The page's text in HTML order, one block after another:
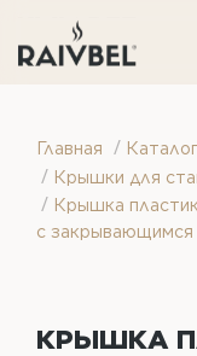
Главная / Каталог
/ Крышки для
/ Крышка
с закрывающимся
КРЫШКА